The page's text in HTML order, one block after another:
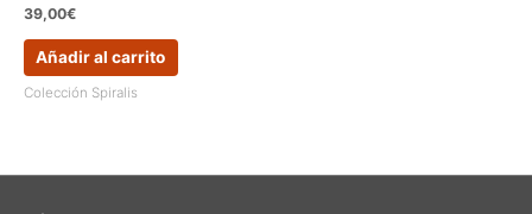
39,00€
Añadir al carrito
Colección Spiralis